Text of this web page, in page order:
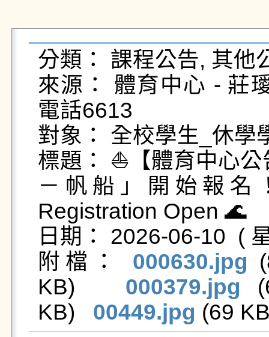
分類： 課程公告, 其他
來源： 體育中心 - 莊
電話6613
對象： 全校學生_休學
標題： ⛵【體育中心
－帆船」開始報名
Registration Open 🌊
日期： 2026-06-10  (
附檔： 000630.jpg
KB) 000379.jpg
KB) 00449.jpg (69